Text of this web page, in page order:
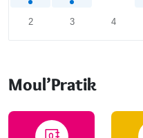
2 3 4
Moul’Pratik